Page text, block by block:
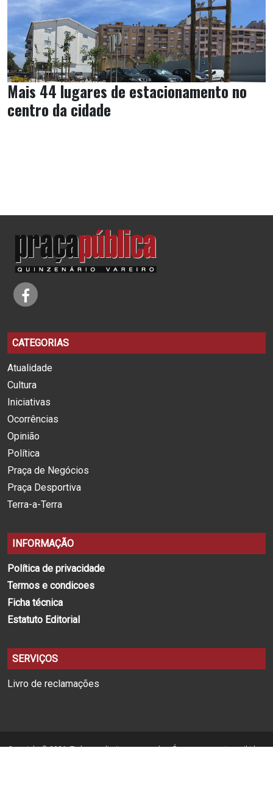
Mais 44 lugares de estacionamento no
centro da cidade
CATEGORIAS
Atualidade
Cultura
Iniciativas
Ocorrências
Opinião
Política
Praça de Negócios
Praça Desportiva
Terra-a-Terra
INFORMAÇÃO
Política de privacidade
Termos e condicoes
Ficha técnica
Estatuto Editorial
SERVIÇOS
Livro de reclamações
Copyright © 2026. Todos os direitos reservados. É expressamente proibida a